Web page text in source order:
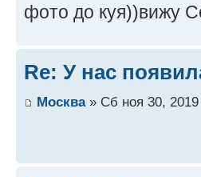
фото до куя))вижу
Re: У нас
Москва» Сб ноя 30, 2019